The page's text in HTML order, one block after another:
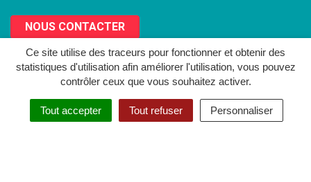
Ce site utilise des traceurs pour fonctionner et obtenir des
statistiques d'utilisation afin améliorer l'utilisation, vous pouvez
contrôler ceux que vous souhaitez activer.
Tout accepter Tout refuser Personnaliser
NOUS CONTACTER
Lien
vers
le
compte
Lien
vers
le
compte
MENTIONS LÉGALES PLAN DU SITE CRÉDITS NOUS CONTACTER